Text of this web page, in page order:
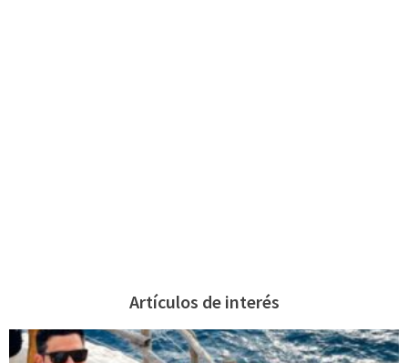
Artículos de interés